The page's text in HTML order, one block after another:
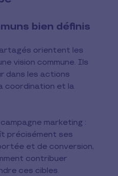
bien définis
orientent les
vision commune. Ils
dans les actions
coordination et la
marketing :
précisément ses
et de conversion,
contribuer
ces cibles.